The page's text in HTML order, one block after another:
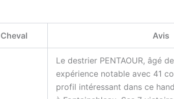
Cheval Avis
Le destrier PENTAOUR, âgé
expérience notable avec 41
profil intéressant dans ce